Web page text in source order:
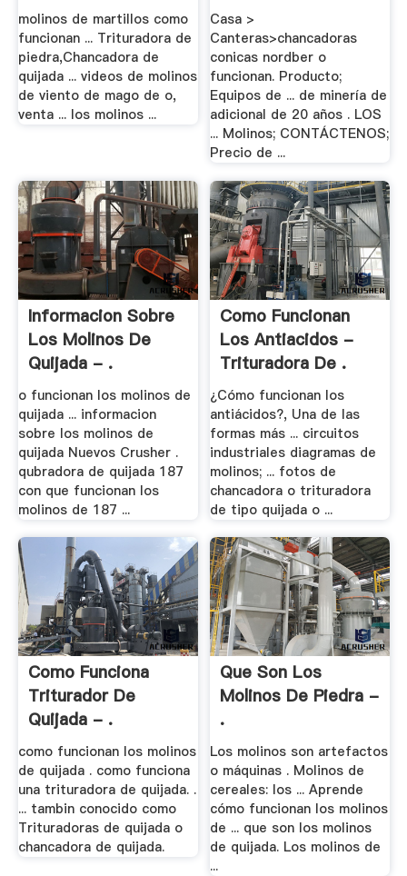
molinos de martillos como
funcionan ... Trituradora de
piedra,Chancadora de
quijada ... videos de molinos
de viento de mago de o,
venta ... los molinos ...
Casa >
Canteras>chancadoras
conicas nordber o
funcionan. Producto;
Equipos de ... de minería de
adicional de 20 años . LOS
... Molinos; CONTÁCTENOS;
Precio de ...
Informacion Sobre
Los Molinos De
Quijada - .
o funcionan los molinos de
quijada ... informacion
sobre los molinos de
quijada Nuevos Crusher .
qubradora de quijada 187
con que funcionan los
molinos de 187 ...
Como Funcionan
Los Antiacidos -
Trituradora De .
¿Cómo funcionan los
antiácidos?, Una de las
formas más ... circuitos
industriales diagramas de
molinos; ... fotos de
chancadora o trituradora
de tipo quijada o ...
Como Funciona
Triturador De
Quijada - .
como funcionan los molinos
de quijada . como funciona
una trituradora de quijada. .
... tambin conocido como
Trituradoras de quijada o
chancadora de quijada.
Que Son Los
Molinos De Piedra -
.
Los molinos son artefactos
o máquinas . Molinos de
cereales: los ... Aprende
cómo funcionan los molinos
de ... que son los molinos
de quijada. Los molinos de
...